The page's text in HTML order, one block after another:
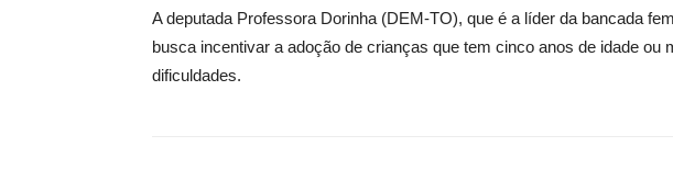
A deputada Professora Dorinha (DEM-TO), que é a líder da bancada
busca incentivar a adoção de crianças que tem cinco anos de idade ou
dificuldades.